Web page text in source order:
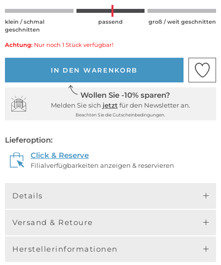
klein / schmal
geschnitten
passend groß / weit geschnitten
Achtung: Nur noch 1 Stück verfügbar!
IN DEN WARENKORB
Wollen Sie -10% sparen?
Melden Sie sich jetzt für den Newsletter an.
Beachten Sie die Gutscheinbedingungen.
Lieferoption:
Click & Reserve
Filialverfügbarkeiten anzeigen & reservieren
Details
Versand & Retoure
Herstellerinformationen